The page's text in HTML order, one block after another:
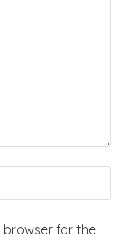
browser for the